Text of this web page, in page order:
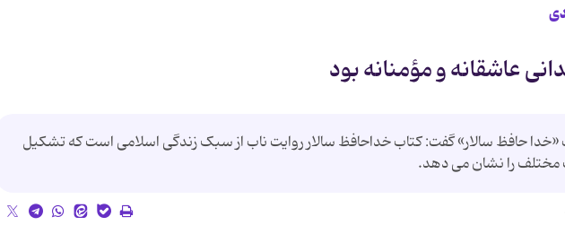
عاشقانه و مؤمنانه بود
حافظ سالار» گفت: کتاب خداحافظ سالار روایت ناب از سبک زندگی اسلامی است که تشکیل
را نشان می دهد.